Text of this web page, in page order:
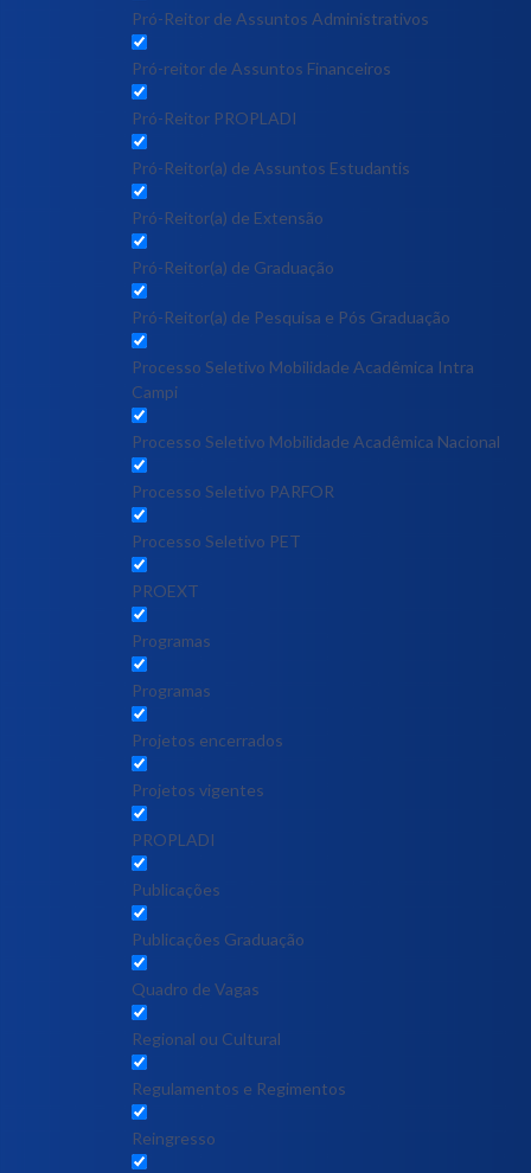
Pró-Reitor de Assuntos Administrativos
Pró-reitor de Assuntos Financeiros
Pró-Reitor PROPLADI
Pró-Reitor(a) de Assuntos Estudantis
Pró-Reitor(a) de Extensão
Pró-Reitor(a) de Graduação
Pró-Reitor(a) de Pesquisa e Pós Graduação
Processo Seletivo Mobilidade Acadêmica Intra
Campi
Processo Seletivo Mobilidade Acadêmica Nacional
Processo Seletivo PARFOR
Processo Seletivo PET
PROEXT
Programas
Programas
Projetos encerrados
Projetos vigentes
PROPLADI
Publicações
Publicações Graduação
Quadro de Vagas
Regional ou Cultural
Regulamentos e Regimentos
Reingresso